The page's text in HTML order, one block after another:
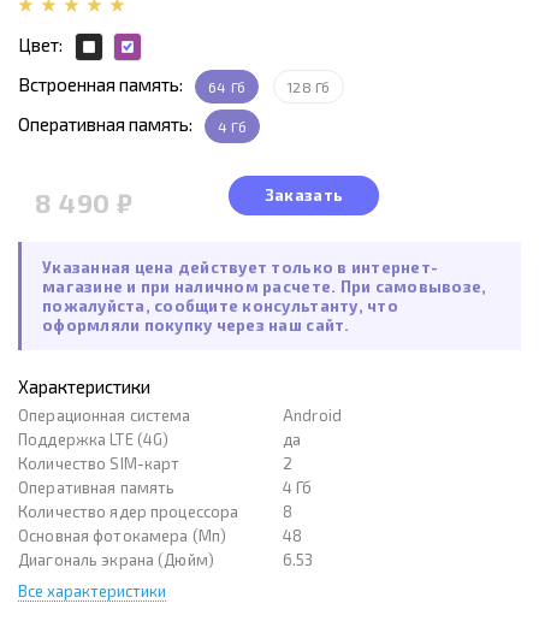
Цвет:
Встроенная память:
64 Гб 128 Гб
Оперативная память: 4 Гб
8 490 ₽ Заказать
Указанная цена действует только в интернет-
магазине и при наличном расчете. При самовывозе,
пожалуйста, сообщите консультанту, что
оформляли покупку через наш сайт.
Характеристики
Операционная система
Android
Поддержка LTE (4G)
да
Количество SIM-карт
2
Оперативная память
4 Гб
Количество ядер процессора
8
Основная фотокамера (Мп)
48
Диагональ экрана (Дюйм)
6.53
Все характеристики